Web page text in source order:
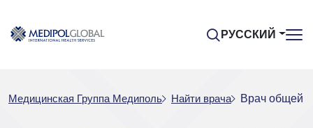
РУССКИЙ
Медицинская Группа Медиполь Найти врача Врач общей